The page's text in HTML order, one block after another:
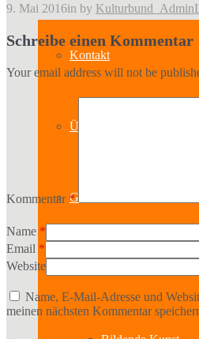
Kontakt
Über uns
Geschichte
9. Mai 2016in by Kulturbund_Admin
Schreibe einen Kommentar
Your email address will not be
Kommentar *
Name *
Email *
Website
Name, E-Mail-Adresse und
meinen nächsten Kommentar